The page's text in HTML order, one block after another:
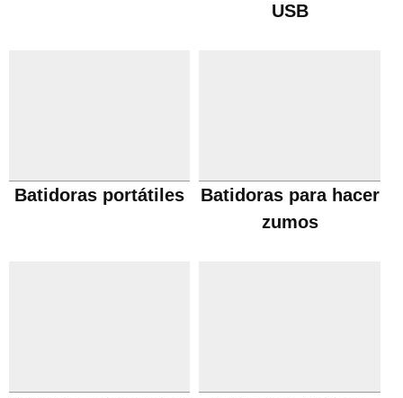
USB
Batidoras portátiles
Batidoras para hacer
zumos